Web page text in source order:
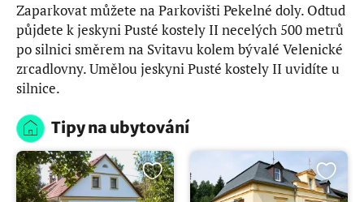
Zaparkovat můžete na Parkovišti Pekelné doly. Odtud
půjdete k jeskyni Pusté kostely II necelých 500 metrů
po silnici směrem na Svitavu kolem bývalé Velenické
zrcadlovny. Umělou jeskyni Pusté kostely II uvidíte u
silnice.
Tipy na ubytování